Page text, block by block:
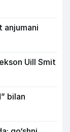
anjumani
Uill Smit
bilan